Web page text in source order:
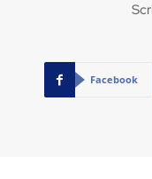
Facebook